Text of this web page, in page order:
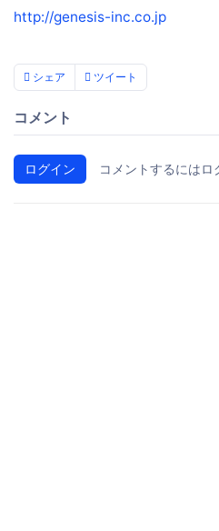
http://genesis-inc.co.jp
シェア ツイート
コメント
ログイン コメントするにはロ